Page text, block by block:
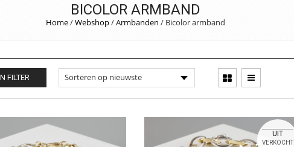
BICOLOR ARMBAND
Home/Webshop/Armbanden / Bicolor armband
FILTER
UIT
VERKOCHT